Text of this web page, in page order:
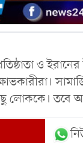
ও
লোককে। তবে